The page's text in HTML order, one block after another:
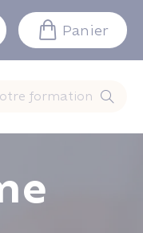
Panier
formation